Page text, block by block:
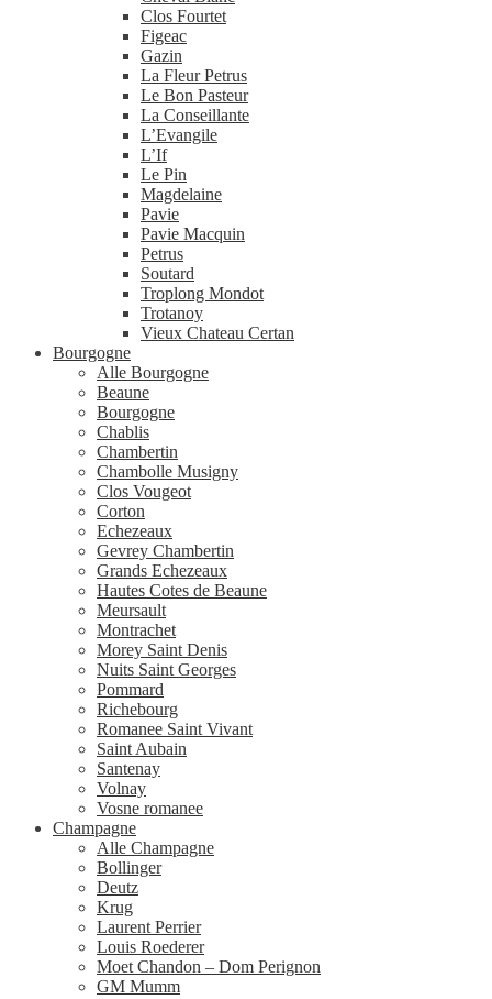
Clos Fourtet
Figeac
Gazin
La Fleur Petrus
Le Bon Pasteur
La Conseillante
L’Evangile
L’If
Le Pin
Magdelaine
Pavie
Pavie Macquin
Petrus
Soutard
Troplong Mondot
Trotanoy
Vieux Chateau Certan
Bourgogne
Alle Bourgogne
Beaune
Bourgogne
Chablis
Chambertin
Chambolle Musigny
Clos Vougeot
Corton
Echezeaux
Gevrey Chambertin
Grands Echezeaux
Hautes Cotes de Beaune
Meursault
Montrachet
Morey Saint Denis
Nuits Saint Georges
Pommard
Richebourg
Romanee Saint Vivant
Saint Aubain
Santenay
Volnay
Vosne romanee
Champagne
Alle Champagne
Bollinger
Deutz
Krug
Laurent Perrier
Louis Roederer
Moet Chandon – Dom Perignon
GM Mumm